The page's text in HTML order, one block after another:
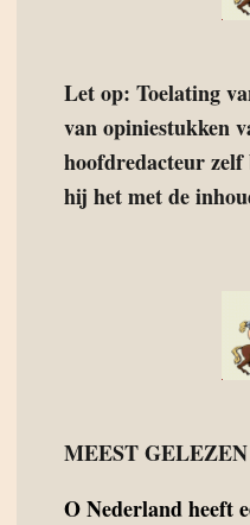
Let op: Toelating
van opiniestukken
hoofdredacteur zelf
hij het met de
MEEST
ONederland heeft